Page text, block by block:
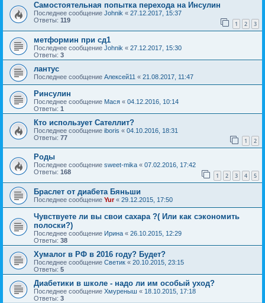
Самостоятельная попытка перехода на Инсулин
Последнее сообщение Johnik « 27.12.2017, 15:37
Ответы: 119 1 2 3
метформин при сд1
Последнее сообщение Johnik « 27.12.2017, 15:30
Ответы: 3
лантус
Последнее сообщение Алексей11 « 21.08.2017, 11:47
Ринсулин
Последнее сообщение Мася « 04.12.2016, 10:14
Ответы: 1
Кто использует Сателлит?
Последнее сообщение iboris « 04.10.2016, 18:31
Ответы: 77 1 2
Роды
Последнее сообщение sweet-mika « 07.02.2016, 17:42
Ответы: 168 1 2 3 4 5
Браслет от диабета Бяньши
Последнее сообщение Yur« 29.12.2015, 17:50
Чувствуете ли вы свои сахара ?( Или как сэкономить
полоски?)
Последнее сообщение Ирина « 26.10.2015, 12:29
Ответы: 38
Хумалог в РФ в 2016 году? Будет?
Последнее сообщение Светик « 20.10.2015, 23:15
Ответы: 5
Диабетики в школе - надо ли им особый уход?
Последнее сообщение Хмуреныш « 18.10.2015, 17:18
Ответы: 3